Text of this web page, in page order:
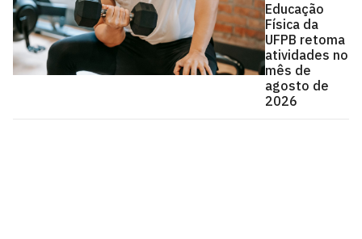
Educação
Física da
UFPB retoma
atividades no
mês de
agosto de
2026